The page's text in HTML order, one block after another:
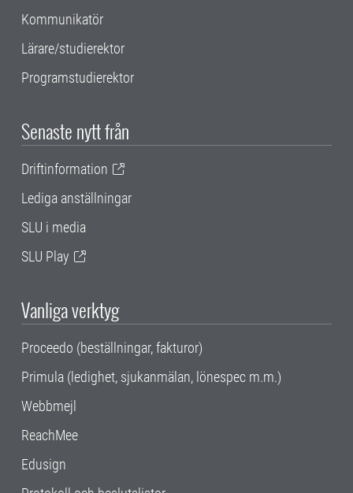
Kommunikatör
Lärare/studierektor
Programstudierektor
Senaste nytt från
Driftinformation
Lediga anställningar
SLU i media
SLU Play
Vanliga verktyg
Proceedo (beställningar, fakturor)
Primula (ledighet, sjukanmälan, lönespec m.m.)
Webbmejl
ReachMee
Edusign